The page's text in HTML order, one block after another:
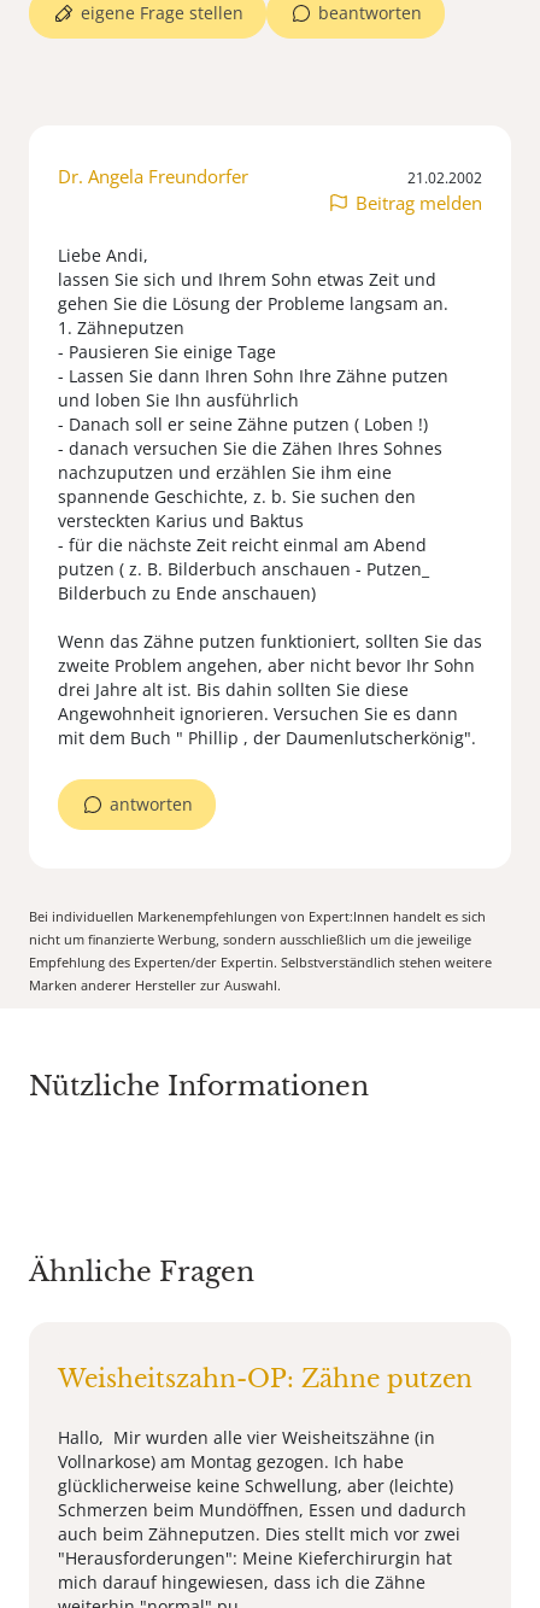
beantworten
eigene Frage stellen
Dr. Angela Freundorfer 21.02.2002
Beitrag melden
Liebe Andi,
lassen Sie sich und Ihrem Sohn etwas Zeit und
gehen Sie die Lösung der Probleme langsam an.
1. Zähneputzen
- Pausieren Sie einige Tage
- Lassen Sie dann Ihren Sohn Ihre Zähne putzen
und loben Sie Ihn ausführlich
- Danach soll er seine Zähne putzen ( Loben !)
- danach versuchen Sie die Zähen Ihres Sohnes
nachzuputzen und erzählen Sie ihm eine
spannende Geschichte, z. b. Sie suchen den
versteckten Karius und Baktus
- für die nächste Zeit reicht einmal am Abend
putzen ( z. B. Bilderbuch anschauen - Putzen_
Bilderbuch zu Ende anschauen)
Wenn das Zähne putzen funktioniert, sollten Sie das
zweite Problem angehen, aber nicht bevor Ihr Sohn
drei Jahre alt ist. Bis dahin sollten Sie diese
Angewohnheit ignorieren. Versuchen Sie es dann
mit dem Buch " Phillip , der Daumenlutscherkönig".
antworten
Bei individuellen Markenempfehlungen von Expert:Innen handelt es sich
nicht um finanzierte Werbung, sondern ausschließlich um die jeweilige
Empfehlung des Experten/der Expertin. Selbstverständlich stehen weitere
Marken anderer Hersteller zur Auswahl.
Nützliche Informationen
Ähnliche Fragen
Weisheitszahn-OP: Zähne putzen
Hallo, Mir wurden alle vier Weisheitszähne (in
Vollnarkose) am Montag gezogen. Ich habe
glücklicherweise keine Schwellung, aber (leichte)
Schmerzen beim Mundöffnen, Essen und dadurch
auch beim Zähneputzen. Dies stellt mich vor zwei
"Herausforderungen": Meine Kieferchirurgin hat
mich darauf hingewiesen, dass ich die Zähne